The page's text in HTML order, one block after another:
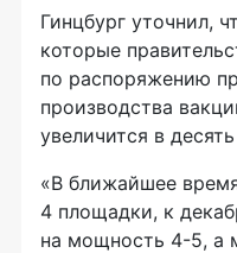
Гинцбург уточнил,
которые
по распоряжению
производства
увеличится в
«В ближайшее
4 площадки, к
на мощность 4-5, а